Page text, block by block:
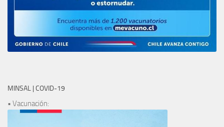
MINSAL | COVID-19
• Vacunación: